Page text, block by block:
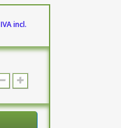
IVA incl.